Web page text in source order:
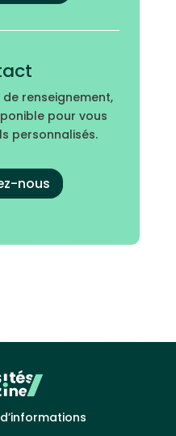
renseignement,
pour vous
personnalisés.
nous